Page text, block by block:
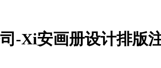
-Xi安画册设计排版